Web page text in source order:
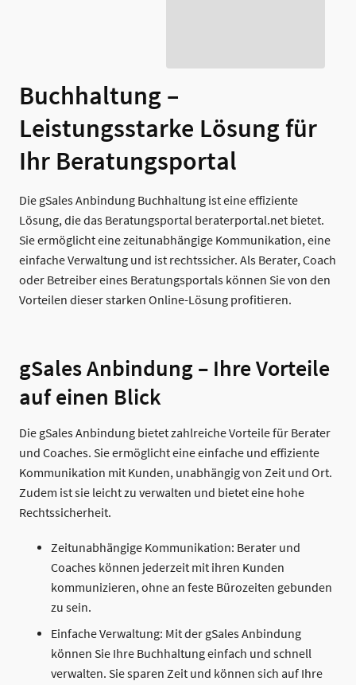
Buchhaltung –
Leistungsstarke Lösung für
Ihr Beratungsportal
Die gSales Anbindung Buchhaltung ist eine effiziente
Lösung, die das Beratungsportal beraterportal.net bietet.
Sie ermöglicht eine zeitunabhängige Kommunikation, eine
einfache Verwaltung und ist rechtssicher. Als Berater, Coach
oder Betreiber eines Beratungsportals können Sie von den
Vorteilen dieser starken Online-Lösung profitieren.
gSales Anbindung – Ihre Vorteile
auf einen Blick
Die gSales Anbindung bietet zahlreiche Vorteile für Berater
und Coaches. Sie ermöglicht eine einfache und effiziente
Kommunikation mit Kunden, unabhängig von Zeit und Ort.
Zudem ist sie leicht zu verwalten und bietet eine hohe
Rechtssicherheit.
Zeitunabhängige Kommunikation: Berater und
Coaches können jederzeit mit ihren Kunden
kommunizieren, ohne an feste Bürozeiten gebunden
zu sein.
Einfache Verwaltung: Mit der gSales Anbindung
können Sie Ihre Buchhaltung einfach und schnell
verwalten. Sie sparen Zeit und können sich auf Ihre